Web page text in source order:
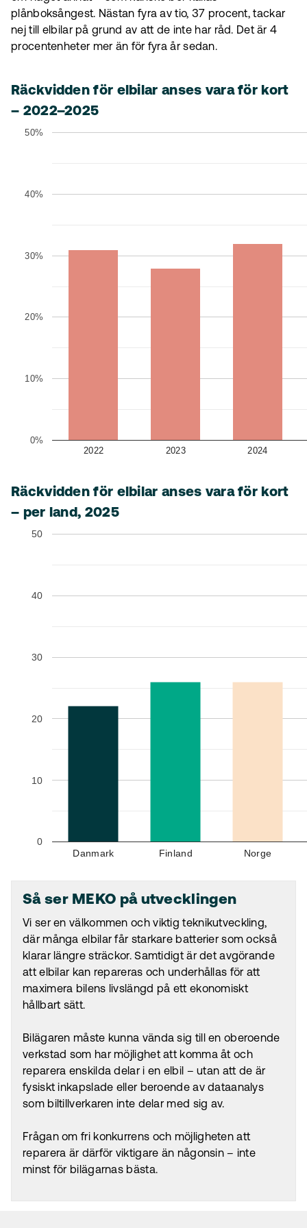
plånboksångest. Nästan fyra av tio, 37 procent, tackar
nej till elbilar på grund av att de inte har råd. Det är 4
procentenheter mer än för fyra år sedan.
Räckvidden för elbilar anses vara för kort
– 2022–2025
2022 2023 2024
0%
10%
20%
30%
40%
50%
Räckvidden för elbilar anses vara för kort
– per land, 2025
Danmark Finland Norge
0
10
20
30
40
50
Så ser MEKO på utvecklingen
Vi ser en välkommen och viktig teknikutveckling,
där många elbilar får starkare batterier som också
klarar längre sträckor. Samtidigt är det avgörande
att elbilar kan repareras och underhållas för att
maximera bilens livslängd på ett ekonomiskt
hållbart sätt.
Bilägaren måste kunna vända sig till en oberoende
verkstad som har möjlighet att komma åt och
reparera enskilda delar i en elbil – utan att de är
fysiskt inkapslade eller beroende av dataanalys
som biltillverkaren inte delar med sig av.
Frågan om fri konkurrens och möjligheten att
reparera är därför viktigare än någonsin – inte
minst för bilägarnas bästa.